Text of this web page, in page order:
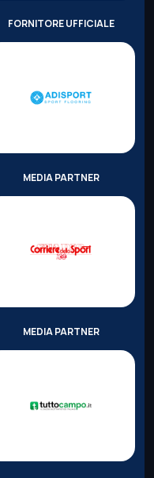
FORNITORE UFFICIALE
MEDIA PARTNER
MEDIA PARTNER